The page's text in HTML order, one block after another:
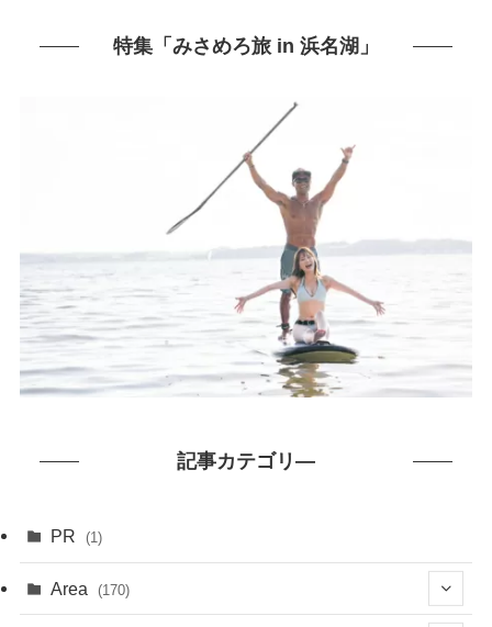
特集「みさめろ旅 in 浜名湖」
記事カテゴリ―
PR (1)
Area (170)